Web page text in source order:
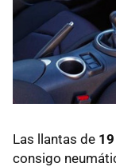
Las llantas de
consigo